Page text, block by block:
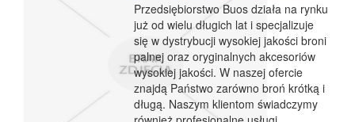
Przedsiębiorstwo Buos działa na rynku
już od wielu długich lat i specjalizuje
się w dystrybucji wysokiej jakości broni
palnej oraz oryginalnych akcesoriów
wysokiej jakości. W naszej ofercie
znajdą Państwo zarówno broń krótką i
długą. Naszym klientom świadczymy